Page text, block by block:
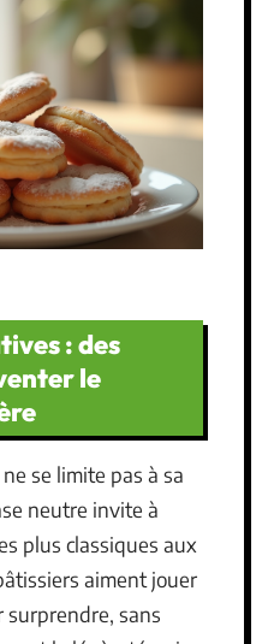
: des
le
ne se limite pas à sa
neutre invite à
plus classiques aux
aiment jouer
surprendre, sans